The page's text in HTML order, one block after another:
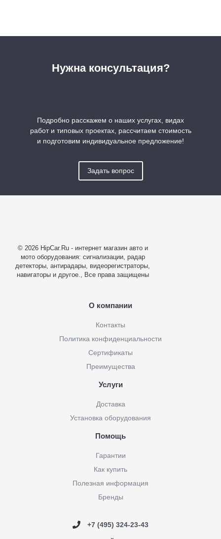
Нужна консультация?
Подробно расскажем о наших услугах, видах
работ и типовых проектах, рассчитаем стоимость
и подготовим индивидуальное предложение!
Задать вопрос
© 2026 HipCar.Ru - интернет магазин авто и
мото оборудования: сигнализации, радар
детекторы, антирадары, видеорегистраторы,
навигаторы и другое., Все права защищены
О компании
Контакты
Политика конфиденциальности
Сертификаты
Преимущества
Услуги
Доставка
Установка оборудования
Помощь
Гарантии
Как купить
Полезная информация
Бренды
+7 (495) 324-23-43